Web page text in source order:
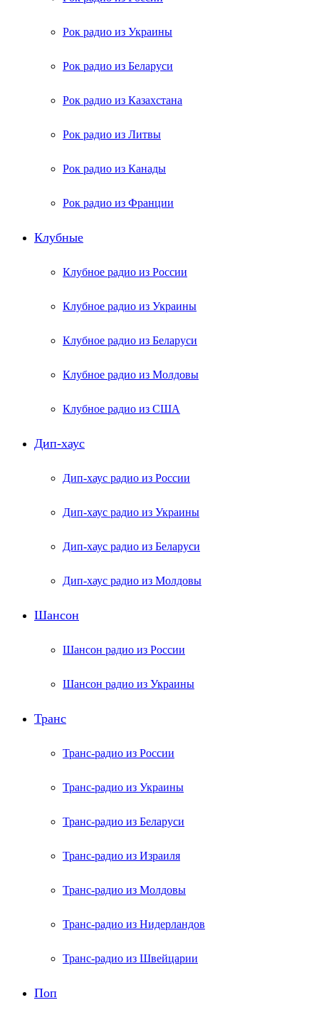
Рок радио из Украины
Рок радио из Беларуси
Рок радио из Казахстана
Рок радио из Литвы
Рок радио из Канады
Рок радио из Франции
Клубные
Клубное радио из России
Клубное радио из Украины
Клубное радио из Беларуси
Клубное радио из Молдовы
Клубное радио из США
Дип-хаус
Дип-хаус радио из России
Дип-хаус радио из Украины
Дип-хаус радио из Беларуси
Дип-хаус радио из Молдовы
Шансон
Шансон радио из России
Шансон радио из Украины
Транс
Транс-радио из России
Транс-радио из Украины
Транс-радио из Беларуси
Транс-радио из Израиля
Транс-радио из Молдовы
Транс-радио из Нидерландов
Транс-радио из Швейцарии
Поп